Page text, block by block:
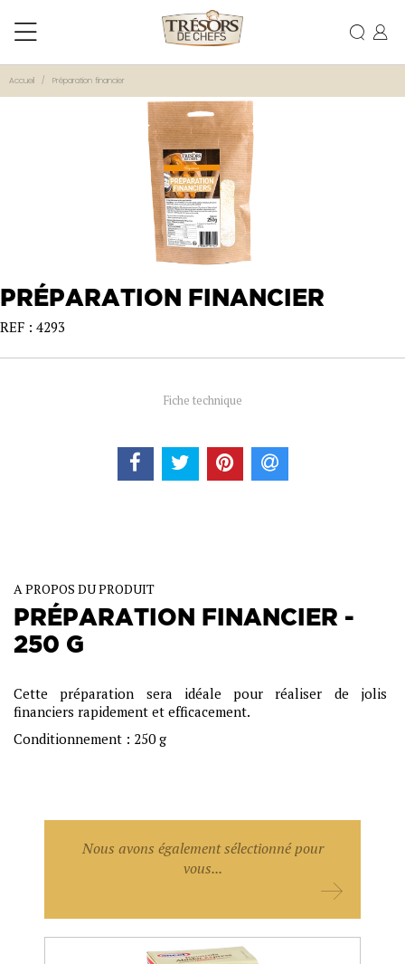
Accueil Préparation financier
PRÉPARATION FINANCIER
REF : 4293
Fiche technique
A PROPOS DU PRODUIT
PRÉPARATION FINANCIER -
250 G
Cette préparation sera idéale pour réaliser de jolis
financiers rapidement et efficacement.
Conditionnement : 250 g
Nous avons également sélectionné pour
vous...